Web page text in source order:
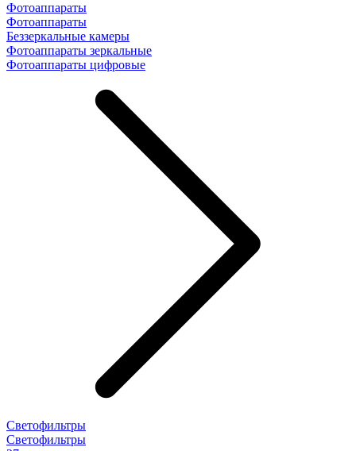
Фотоаппараты
Фотоаппараты
Беззеркальные камеры
Фотоаппараты зеркальные
Фотоаппараты цифровые
Светофильтры
Светофильтры